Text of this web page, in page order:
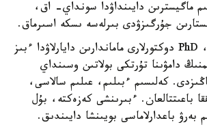
ماگيسترىن دايىنداۋدا سونداي- اق،
جۇرگىزۋدى بىرلەسە ىسكە اسىرماق.
«باكالاۆر، ماگيستر، PhD دوكتورلارى ماماندارىن دايارلاۋدا ءبىز
دامۋىنا تۇرتكى بولاتىن وسىنداي
كەلىسىم ءبىلىم، عىلىم سالاسى،
باعىتتالعان. ءبىرىنشى كەزەكتە، بۇل
باعدارلاماسى بويىنشا دايىندىق.